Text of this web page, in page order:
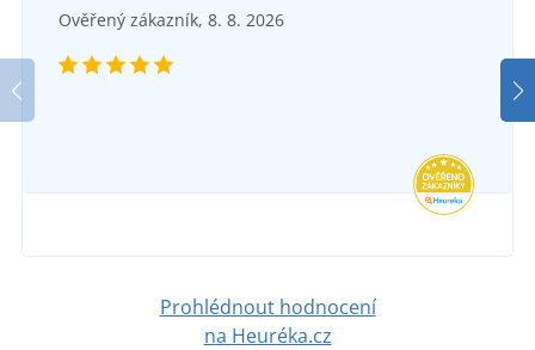
Ověřený zákazník, 8. 8. 2026
Prohlédnout hodnocení
na Heuréka.cz